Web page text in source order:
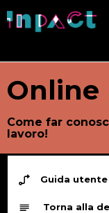
Salta
al
Online
Come far
lavoro!
Guida utente
Torna alla